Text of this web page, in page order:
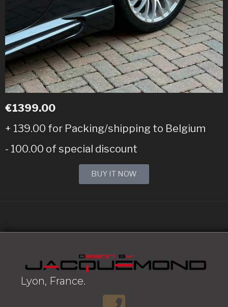
€1399.00
+ 139.00 for Packing/shipping to Belgium
- 100.00 of special discount
BUY IT NOW
Lyon, France.